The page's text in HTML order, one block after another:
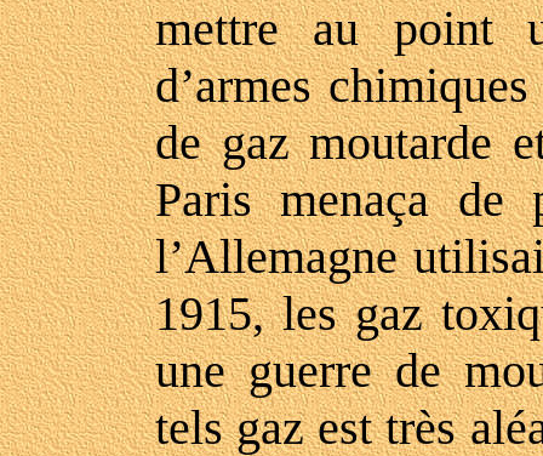
mettre au point
d’armes
de gaz moutarde
Paris menaça de
l’Allemagne
1915, les gaz
une guerre de
tels gaz est très